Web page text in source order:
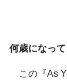
何歳になっ
この『As